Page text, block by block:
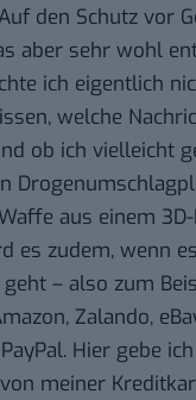
den Schutz vor
aber sehr wohl
ich eigentlich
welche
ob ich vielleicht
aus einem
es zudem, wenn
– also zum
Zalando,
Hier gebe
meiner